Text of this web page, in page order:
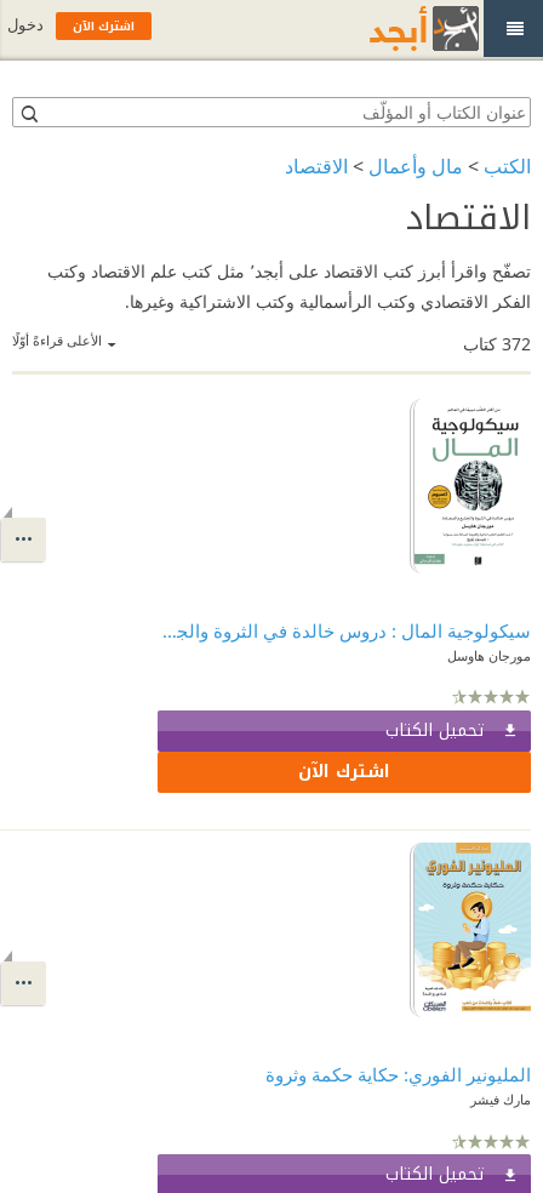
الكتب > مال وأعمال > الاقتصاد
الاقتصاد
تصفّح واقرأ أبرز كتب الاقتصاد على أبجد٬ مثل كتب علم الاقتصاد وكتب
الفكر الاقتصادي وكتب الرأسمالية وكتب الاشتراكية وغيرها.
الأعلى قراءةً أوّلًا 372 كتاب
سيكولوجية المال : دروس خالدة في الثروة والجشع والسعادة | The Psychology of Money
مورجان هاوسل
تحميل الكتاب
اشترك الآن
المليونير الفوري: حكاية حكمة وثروة
مارك فيشر
تحميل الكتاب
اشترك الآن دخول